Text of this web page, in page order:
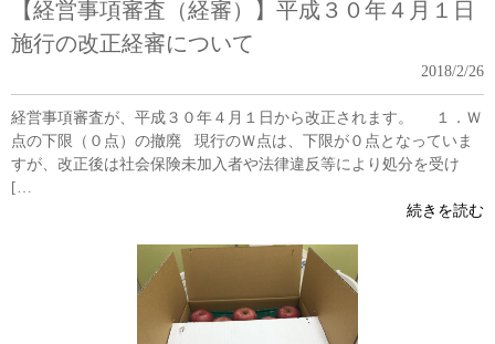
【経営事項審査（経審）】平成３０年４月１日
施行の改正経審について
2018/2/26
経営事項審査が、平成３０年４月１日から改正されます。 １．Ｗ
点の下限（０点）の撤廃 現行のＷ点は、下限が０点となっていま
すが、改正後は社会保険未加入者や法律違反等により処分を受け
[…
続きを読む